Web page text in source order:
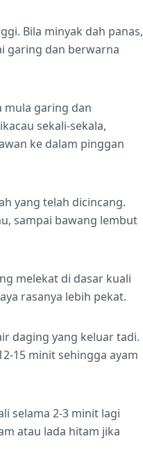
Bila minyak dah panas,
garing dan berwarna
mula garing dan
sekali-sekala,
ke dalam pinggan
yang telah dicincang.
sampai bawang lembut
melekat di dasar kuali
rasanya lebih pekat.
daging yang keluar tadi.
15 minit sehingga ayam
selama 2-3 minit lagi
atau lada hitam jika